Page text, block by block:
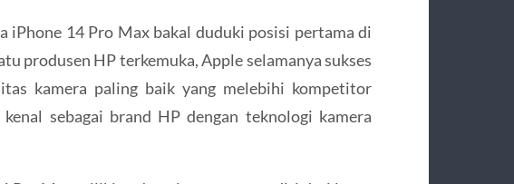
iPhone 14 Pro Max bakal duduki posisi pertama di
produsen HP terkemuka, Apple selamanya sukses
kamera paling baik yang melebihi kompetitor
sebagai brand HP dengan teknologi kamera